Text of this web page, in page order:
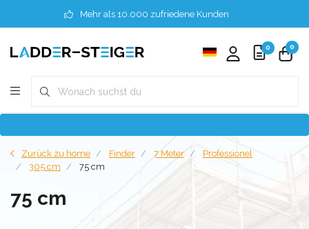
Mehr als 10.000 zufriedene Kunden
0 0
Zurück zu home Finder 7 Meter
Professionel
305 cm
75 cm
75 cm